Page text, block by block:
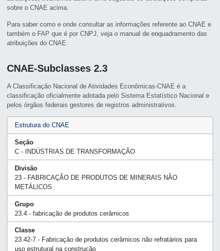
sobre o CNAE acima.
Para saber como e onde consultar as informações referente ao CNAE e
também o FAP que é por CNPJ, veja o manual de enquadramento das
atribuições do CNAE.
CNAE-Subclasses 2.3
A Classificação Nacional de Atividades Econômicas-CNAE é a
classificação oficialmente adotada pelo Sistema Estatístico Nacional e
pelos órgãos federais gestores de registros administrativos.
Estrutura do CNAE
Seção
C - INDÚSTRIAS DE TRANSFORMAÇÃO
Divisão
23 - FABRICAÇÃO DE PRODUTOS DE MINERAIS NÃO
METÁLICOS
Grupo
23.4 - fabricação de produtos cerâmicos
Classe
23.42-7 - Fabricação de produtos cerâmicos não refratários para
uso estrutural na construção